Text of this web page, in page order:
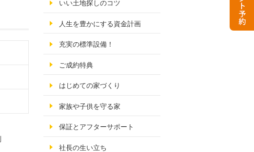
いい土地探しのコツ
人生を豊かにする資金計画
充実の標準設備！
ご成約特典
はじめての家づくり
家族や子供を守る家
保証とアフターサポート
社長の生い立ち